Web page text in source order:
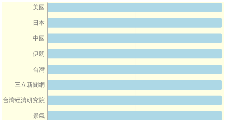
美國
日本
中國
伊朗
台灣
三立新聞網
台灣經濟研究院
景氣